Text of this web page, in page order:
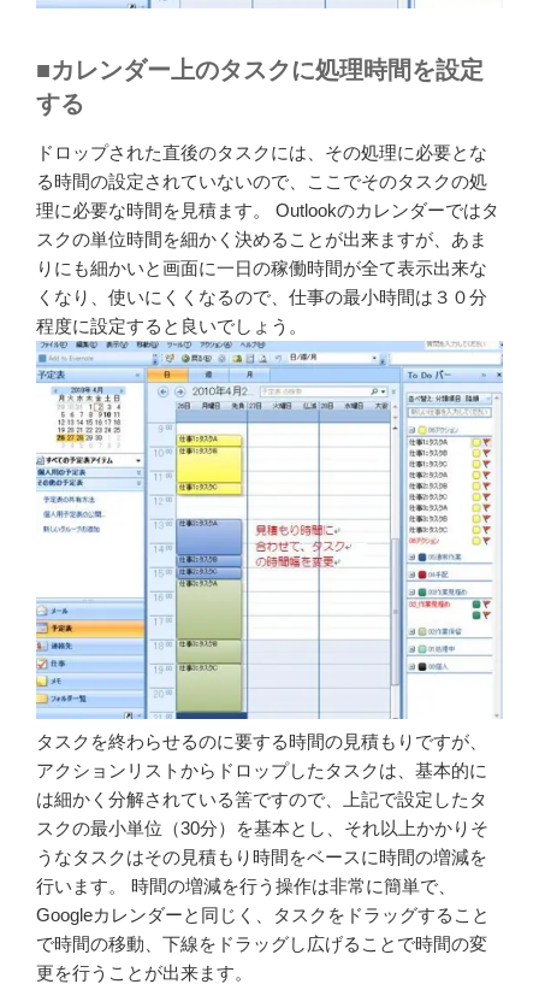
■カレンダー上のタスクに処理時間を設定
する
ドロップされた直後のタスクには、その処理に必要とな
る時間の設定されていないので、ここでそのタスクの処
理に必要な時間を見積ます。 Outlookのカレンダーではタ
スクの単位時間を細かく決めることが出来ますが、あま
りにも細かいと画面に一日の稼働時間が全て表示出来な
くなり、使いにくくなるので、仕事の最小時間は３０分
程度に設定すると良いでしょう。
タスクを終わらせるのに要する時間の見積もりですが、
アクションリストからドロップしたタスクは、基本的に
は細かく分解されている筈ですので、上記で設定したタ
スクの最小単位（30分）を基本とし、それ以上かかりそ
うなタスクはその見積もり時間をベースに時間の増減を
行います。 時間の増減を行う操作は非常に簡単で、
Googleカレンダーと同じく、タスクをドラッグすること
で時間の移動、下線をドラッグし広げることで時間の変
更を行うことが出来ます。